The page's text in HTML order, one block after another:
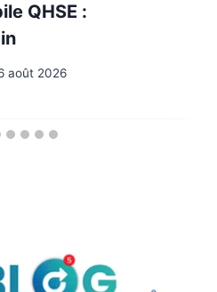
QHSE :
août 2026